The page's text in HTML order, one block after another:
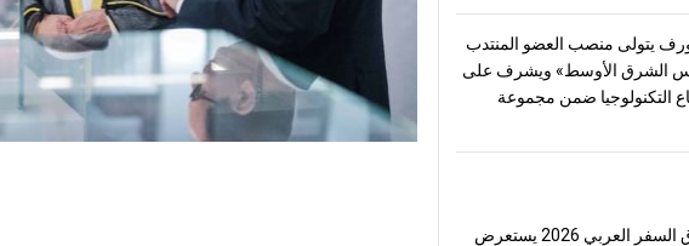
يتولى منصب العضو المنتدب
الشرق الأوسط» ويشرف على
التكنولوجيا ضمن مجموعة
2026 يستعرض